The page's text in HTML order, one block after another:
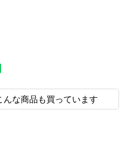
な商品も買っています